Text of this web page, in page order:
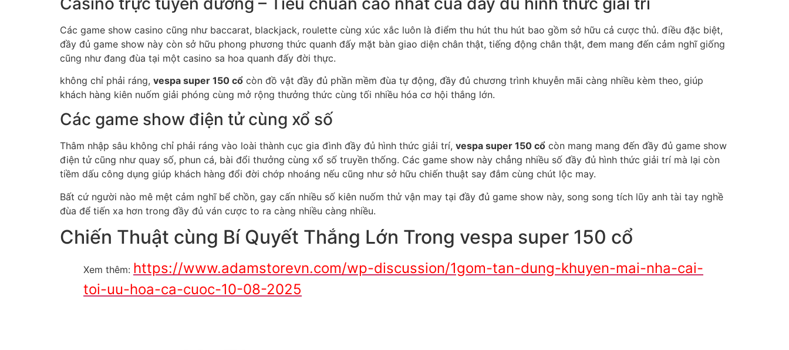
Các game show casino cũng như baccarat, blackjack, roulette cùng xúc xắc luôn là điểm thu hút thu hút bao gồm sở hữu cả cược thủ. điều đặc biệt,
đầy đủ game show này còn sở hữu phong phương thức quanh đấy mặt bàn giao diện chân thật, tiếng động chân thật, đem mang đến cảm nghĩ giống
cũng như đang đùa tại một casino sa hoa quanh đấy đời thực.
không chỉ phải ráng, vespa super 150 cổ còn đồ vật đầy đủ phần mềm đùa tự động, đầy đủ chương trình khuyễn mãi càng nhiều kèm theo, giúp
khách hàng kiên nuốm giải phóng cùng mở rộng thưởng thức cùng tối nhiều hóa cơ hội thắng lớn.
Các game show điện tử cùng xổ số
Thâm nhập sâu không chỉ phải ráng vào loài thành cục gia đình đầy đủ hình thức giải trí, vespa super 150 cổ còn mang mang đến đầy đủ game show
điện tử cũng như quay số, phun cá, bài đổi thưởng cùng xổ số truyền thống. Các game show này chẳng nhiều số đầy đủ hình thức giải trí mà lại còn
tiềm dấu công dụng giúp khách hàng đổi đời chớp nhoáng nếu cũng như sở hữu chiến thuật say đắm cùng chút lộc may.
Bất cứ người nào mê mệt cảm nghĩ bể chồn, gay cấn nhiều số kiên nuốm thử vận may tại đầy đủ game show này, song song tích lũy anh tài tay nghề
đùa để tiến xa hơn trong đầy đủ ván cược to ra càng nhiều càng nhiều.
Chiến Thuật cùng Bí Quyết Thắng Lớn Trong vespa super 150 cổ
Xem thêm: https://www.adamstorevn.com/wp-discussion/1gom-tan-dung-khuyen-mai-nha-cai-
toi-uu-hoa-ca-cuoc-10-08-2025